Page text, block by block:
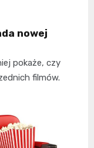
nowej
pokaże, czy
filmów.